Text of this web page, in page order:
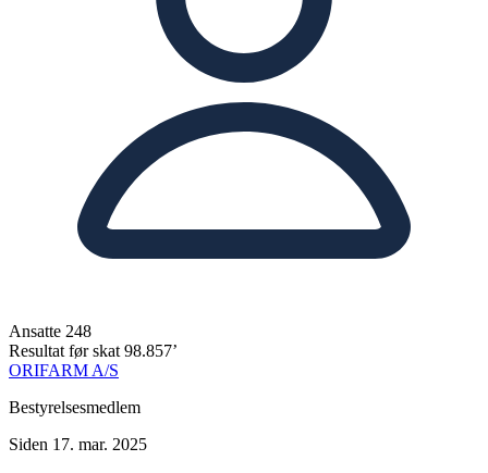
Ansatte 248
Resultat før skat 98.857’
ORIFARM A/S
Bestyrelsesmedlem
Siden 17. mar. 2025